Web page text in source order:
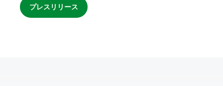
プレスリリース